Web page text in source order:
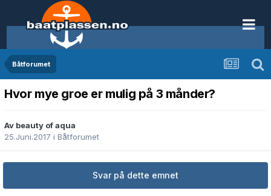
Båtforumet
Hvor mye groe er mulig på 3 månder?
Av beauty of aqua
25.Juni.2017 i Båtforumet
Svar på dette emnet